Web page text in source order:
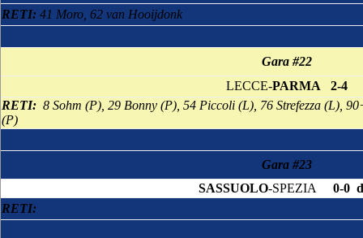
RETI: 41 Moro, 62 van Hooijdonk
Gara #22
LECCE-PARMA
2-4
RETI: 8 Sohm (P), 29 Bonny (P), 54 Piccoli (L), 76 Strefezza (L),
(P)
Gara #23
SASSUOLO-SPEZIA 0-0
RETI: